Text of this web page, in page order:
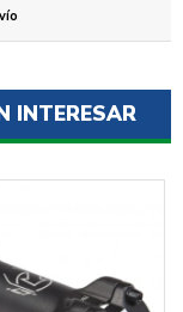
INTERESAR